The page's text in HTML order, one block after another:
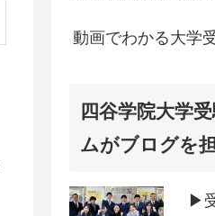
動画でわかる大学
四谷学院大学
ムがブログを
▶